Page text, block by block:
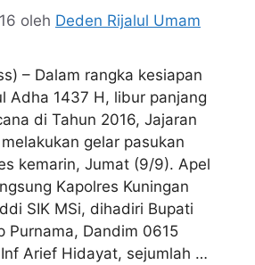
oleh Deden Rijalul Umam
– Dalam rangka kesiapan
Adha 1437 H, libur panjang
di Tahun 2016, Jajaran
gelar pasukan
kemarin, Jumat (9/9). Apel
Kapolres Kuningan
SIK MSi, dihadiri Bupati
Purnama, Dandim 0615
Arief Hidayat, sejumlah …